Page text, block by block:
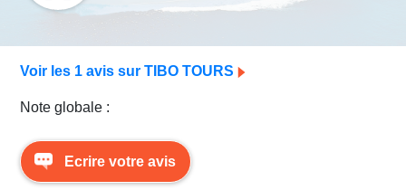
Avis Escales
Voir les 1 avis sur TIBO TOURS
Note globale :
Ecrire votre avis